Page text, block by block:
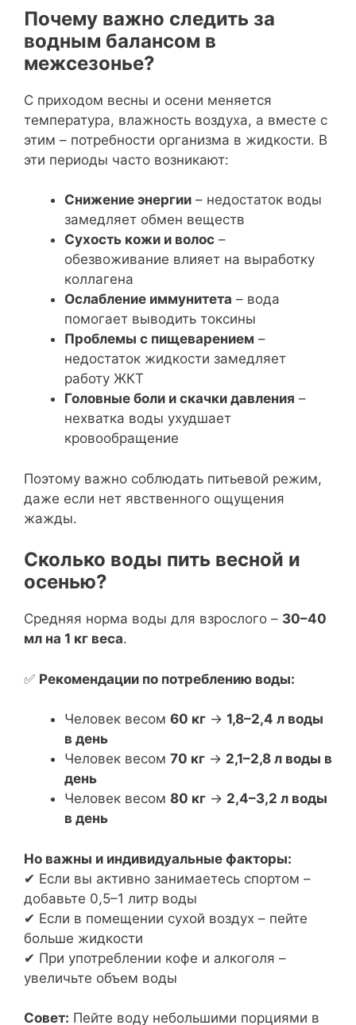
Почему важно следить за
водным балансом в
межсезонье?
С приходом весны и осени меняется
температура, влажность воздуха, а вместе с
этим – потребности организма в жидкости. В
эти периоды часто возникают:
Снижение энергии – недостаток воды
замедляет обмен веществ
Сухость кожи и волос –
обезвоживание влияет на выработку
коллагена
Ослабление иммунитета – вода
помогает выводить токсины
Проблемы с пищеварением –
недостаток жидкости замедляет
работу ЖКТ
Головные боли и скачки давления –
нехватка воды ухудшает
кровообращение
Поэтому важно соблюдать питьевой режим,
даже если нет явственного ощущения
жажды.
Сколько воды пить весной и
осенью?
Средняя норма воды для взрослого – 30–40
мл на 1 кг веса.
✅ Рекомендации по потреблению воды:
Человек весом 60 кг → 1,8–2,4 л воды
в день
Человек весом 70 кг → 2,1–2,8 л воды в
день
Человек весом 80 кг → 2,4–3,2 л воды
в день
Но важны и индивидуальные факторы:
✔ Если вы активно занимаетесь спортом –
добавьте 0,5–1 литр воды
✔ Если в помещении сухой воздух – пейте
больше жидкости
✔ При употреблении кофе и алкоголя –
увеличьте объем воды
Совет: Пейте воду небольшими порциями в